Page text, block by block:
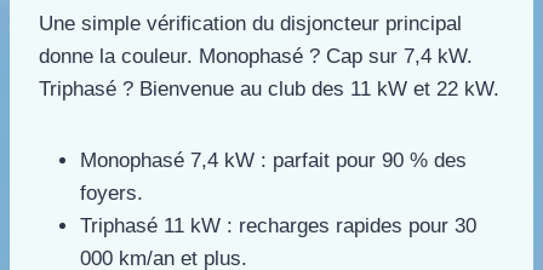
Une simple vérification du disjoncteur principal
donne la couleur. Monophasé ? Cap sur 7,4 kW.
Triphasé ? Bienvenue au club des 11 kW et 22 kW.
Monophasé 7,4 kW : parfait pour 90 % des
foyers.
Triphasé 11 kW : recharges rapides pour 30
000 km/an et plus.